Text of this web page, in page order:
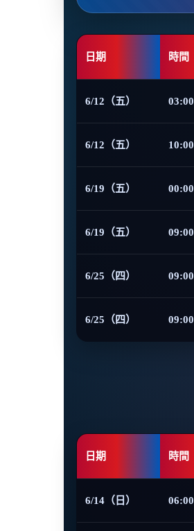
日期 時間
6/12（五） 03:00
6/12（五） 10:00
6/19（五） 00:00
6/19（五） 09:00
6/25（四） 09:00
6/25（四） 09:00
日期 時間
6/14（日） 06:00